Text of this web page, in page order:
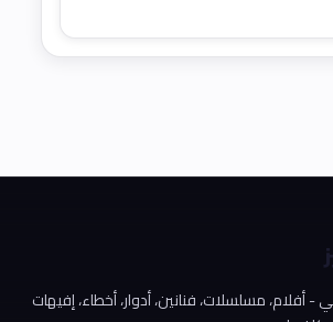
- أفلام، مسلسلات، فنانين، أدوار، أخطاء، إفيهات